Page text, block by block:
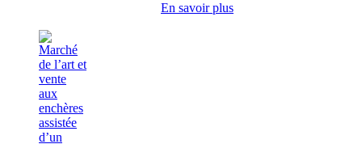
En savoir plus